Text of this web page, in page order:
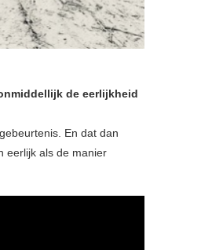
de eerlijkheid
En dat dan
eerlijk als de manier